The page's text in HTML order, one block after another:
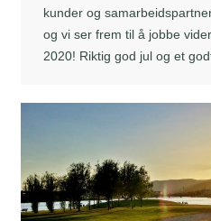
kunder og
og vi ser frem til å jobbe
2020! Riktig god jul og et